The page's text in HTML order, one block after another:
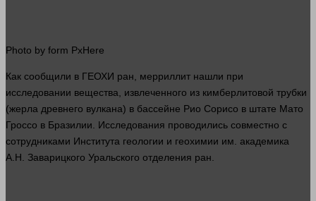
Photo by form PxHere
Как сообщили в ГЕОХИ ран , мерриллит нашли при
исследовании вещества, извлеченного из кимберлитовой трубки
(жерла древнего вулкана) в бассейне Рио Сорисо в штате Мато
Гроссо в Бразилии. Исследования проводились совместно с
сотрудниками Института геологии и геохимии им. академика
А.Н. Заварицкого Уральского отделения ран